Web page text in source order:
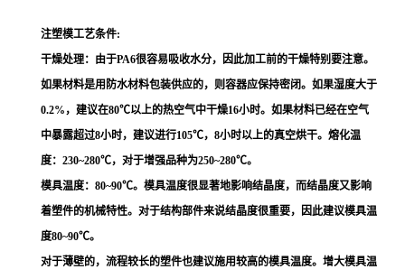
注塑模工艺条件:
干燥处理：由于PA6很容易吸收水分，因此加工前的干燥特别要注意。
如果材料是用防水材料包装供应的，则容器应保持密闭。如果湿度大于
0.2%，建议在80℃以上的热空气中干燥16小时。如果材料已经在空气
中暴露超过8小时，建议进行105℃，8小时以上的真空烘干。熔化温
度：230~280℃，对于增强品种为250~280℃。
模具温度：80~90℃。模具温度很显著地影响结晶度，而结晶度又影响
着塑件的机械特性。对于结构部件来说结晶度很重要，因此建议模具温
度80~90℃。
对于薄壁的，流程较长的塑件也建议施用较高的模具温度。增大模具温